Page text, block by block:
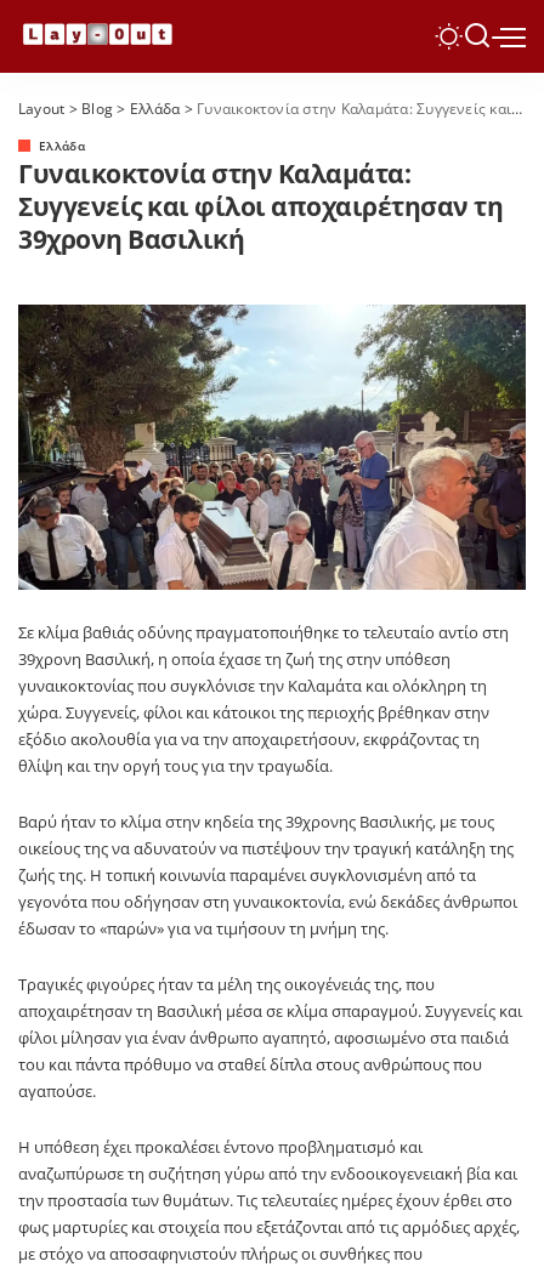
Layout > Blog> Ελλάδα> Γυναικοκτονία στην Καλαμάτα: Συγγενείς και φίλοι αποχαιρέτησαν τη 39χρονη Βασιλική
Ελλάδα
Γυναικοκτονία στην Καλαμάτα:
Συγγενείς και φίλοι αποχαιρέτησαν τη
39χρονη Βασιλική
Σε κλίμα βαθιάς οδύνης πραγματοποιήθηκε το τελευταίο αντίο στη
39χρονη Βασιλική, η οποία έχασε τη ζωή της στην υπόθεση
γυναικοκτονίας που συγκλόνισε την Καλαμάτα και ολόκληρη τη
χώρα. Συγγενείς, φίλοι και κάτοικοι της περιοχής βρέθηκαν στην
εξόδιο ακολουθία για να την αποχαιρετήσουν, εκφράζοντας τη
θλίψη και την οργή τους για την τραγωδία.
Βαρύ ήταν το κλίμα στην κηδεία της 39χρονης Βασιλικής, με τους
οικείους της να αδυνατούν να πιστέψουν την τραγική κατάληξη της
ζωής της. Η τοπική κοινωνία παραμένει συγκλονισμένη από τα
γεγονότα που οδήγησαν στη γυναικοκτονία, ενώ δεκάδες άνθρωποι
έδωσαν το «παρών» για να τιμήσουν τη μνήμη της.
Τραγικές φιγούρες ήταν τα μέλη της οικογένειάς της, που
αποχαιρέτησαν τη Βασιλική μέσα σε κλίμα σπαραγμού. Συγγενείς και
φίλοι μίλησαν για έναν άνθρωπο αγαπητό, αφοσιωμένο στα παιδιά
του και πάντα πρόθυμο να σταθεί δίπλα στους ανθρώπους που
αγαπούσε.
Η υπόθεση έχει προκαλέσει έντονο προβληματισμό και
αναζωπύρωσε τη συζήτηση γύρω από την ενδοοικογενειακή βία και
την προστασία των θυμάτων. Τις τελευταίες ημέρες έχουν έρθει στο
φως μαρτυρίες και στοιχεία που εξετάζονται από τις αρμόδιες αρχές,
με στόχο να αποσαφηνιστούν πλήρως οι συνθήκες που